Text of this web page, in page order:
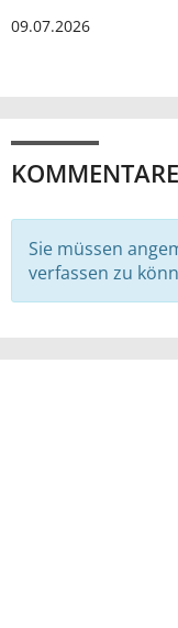
09.07.2026
KOMMENTARE
Sie müssen
verfassen zu